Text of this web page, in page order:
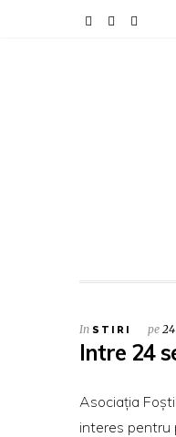
In STIRI pe
Intre 24
Asociația
interes pentru